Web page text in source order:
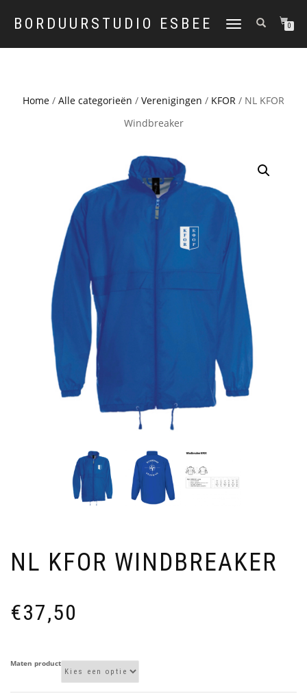
BORDUURSTUDIO ESBEE
TOGGLE
0
Home / Alle categorieën / Verenigingen / KFOR / NL KFOR
Windbreaker
NL KFOR WINDBREAKER
€37,50
Maten product